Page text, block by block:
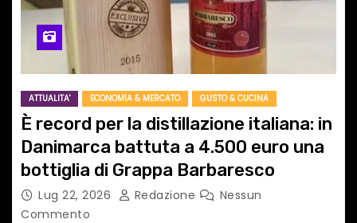
ATTUALITA' ECONOMIA & MERCATO GUSTO & CUCINA
È record per la distillazione italiana: in
Danimarca battuta a 4.500 euro una
bottiglia di Grappa Barbaresco
Lug 22, 2026 Redazione
Nessun
Commento